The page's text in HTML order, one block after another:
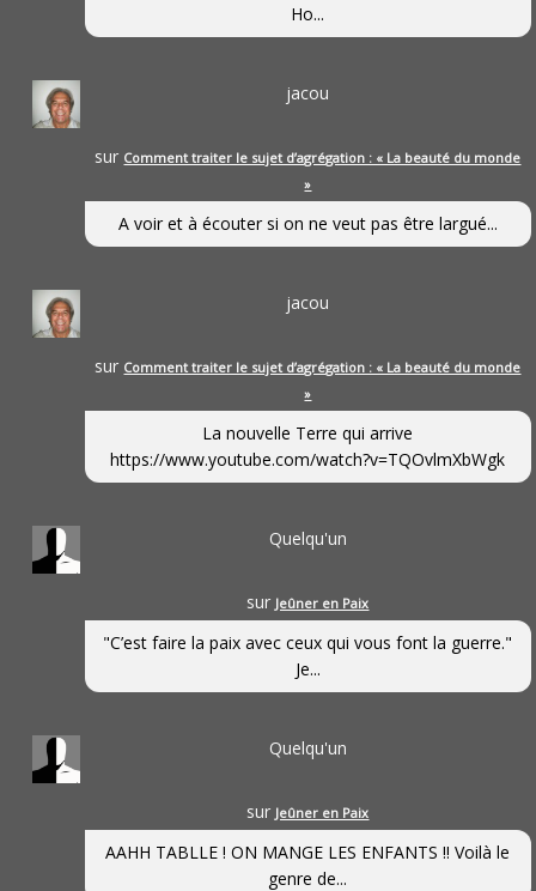
Ho...
jacou
sur Comment traiter le sujet d’agrégation : « La beauté du monde
»
A voir et à écouter si on ne veut pas être largué...
jacou
sur Comment traiter le sujet d’agrégation : « La beauté du monde
»
La nouvelle Terre qui arrive
https://www.youtube.com/watch?v=TQOvlmXbWgk
Quelqu'un
sur Jeûner en Paix
"C’est faire la paix avec ceux qui vous font la guerre."
Je...
Quelqu'un
sur Jeûner en Paix
AAHH TABLLE ! ON MANGE LES ENFANTS !! Voilà le
genre de...